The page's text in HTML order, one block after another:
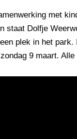
met
staat Dolfje
plek in het park.
9 maart.